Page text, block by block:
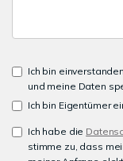
Ich bin
und meine Daten
Ich bin Eigentümer
Ich habe die
stimme zu, dass